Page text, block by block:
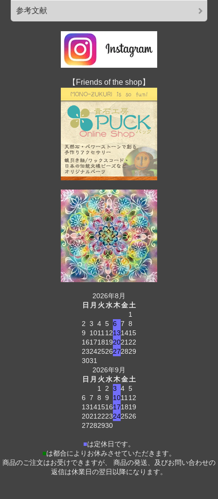
参考文献
【Friends of the shop】
2026年8月
日 月 火水木金土
1
2 3 4 5 6 7 8
9
1011 12131415
161718192021 22
23242526272829
3031
2026年9月
日 月 火水木金土
1
2 3 4 5
6 7 8 9 1011 12
13141516171819
2021 2223242526
27282930
■は定休日です。
■は都合によりお休みさせていただきます。
商品のご注文はお受けできますが、 商品の発送、及びお問い合わせの
返信は休業日の翌日以降になります。